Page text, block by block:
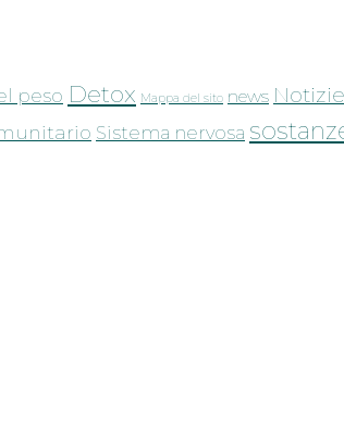
peso Detox Mappa del sito news
Sistema nervosa